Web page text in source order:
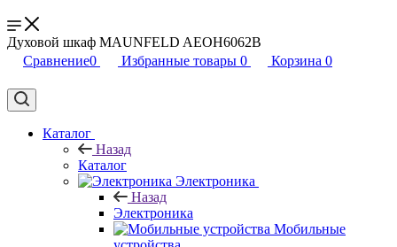
Духовой шкаф MAUNFELD AEOH6062B
Сравнение0 Избранные товары 0 Корзина 0
Каталог
Назад
Каталог
Электроника
Назад
Электроника
Мобильные